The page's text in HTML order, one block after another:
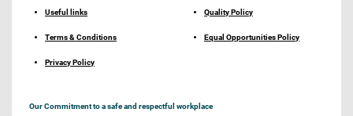
Useful links
Terms & Conditions
Privacy Policy
Quality Policy
Equal Opportunities Policy
Our Commitment to a safe and respectful workplace